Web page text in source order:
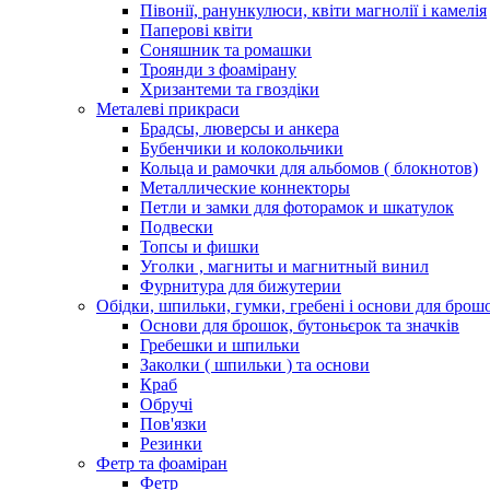
Півонії, ранункулюси, квіти магнолії і камелія
Паперові квіти
Соняшник та ромашки
Троянди з фоамірану
Хризантеми та гвоздіки
Металеві прикраси
Брадсы, люверсы и анкера
Бубенчики и колокольчики
Кольца и рамочки для альбомов ( блокнотов)
Металлические коннекторы
Петли и замки для фоторамок и шкатулок
Подвески
Топсы и фишки
Уголки , магниты и магнитный винил
Фурнитура для бижутерии
Обідки, шпильки, гумки, гребені і основи для
Основи для брошок, бутоньєрок та значків
Гребешки и шпильки
Заколки ( шпильки ) та основи
Краб
Обручі
Пов'язки
Резинки
Фетр та фоаміран
Фетр